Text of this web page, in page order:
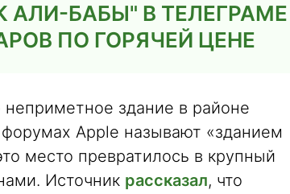
БАБЫ" В ТЕЛЕГРАМЕ
ПО ГОРЯЧЕЙ ЦЕНЕ
здание в районе
Apple называют «зданием
место превратилось в крупный
Источник рассказал, что